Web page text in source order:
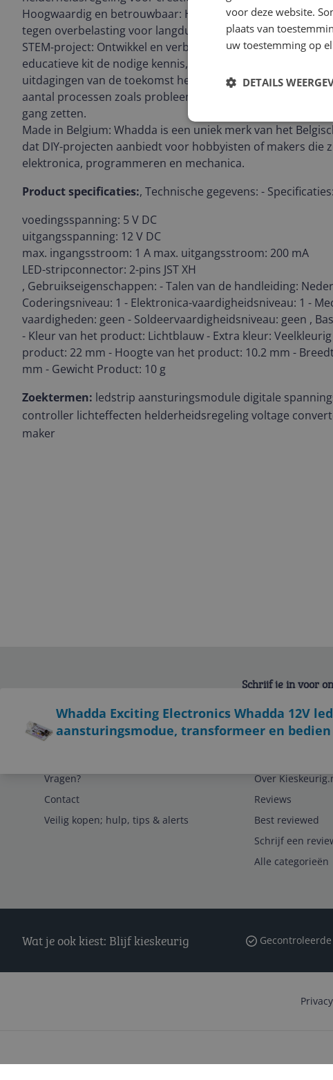
Hoogwaardig en betrouwbaar: Hoogwaardige
tegen overbelasting voor langdurig gebruik zonder zorgen.
STEM-project: Ontwikkel en verbeter je STEM-skills en
educatieve kit de nodige kennis, vaardigheden en ervaring
uitdagingen van de toekomst het hoofd te bieden. Deze
aantal processen zoals probleemoplossend,
gang zetten.
Made in Belgium: Whadda is een uniek merk van het
dat DIY-projecten aanbiedt voor hobbyisten of makers die
elektronica, programmeren en mechanica.
Product specificaties:, Technische gegevens: -
voedingsspanning: 5 V DC
uitgangsspanning: 12 V DC
max. ingangsstroom: 1 A max. uitgangsstroom: 200 mA
LED-stripconnector: 2-pins JST XH
, Gebruikseigenschappen: - Talen van de handleiding:
Coderingsniveau: 1 - Elektronica-vaardigheidsniveau: 1 -
vaardigheden: geen - Soldeervaardigheidsniveau: geen ,
- Kleur van het product: Lichtblauw - Extra kleur:
product: 22 mm - Hoogte van het product: 10.2 mm -
mm - Gewicht Product: 10 g
Zoektermen: ledstrip aansturingsmodule digitale
controller lichteffecten helderheidsregeling voltage
maker
Whadda Exciting Electronics Whadda 12V
aansturingsmodue, transformeer en
Schrijf je in voor
Vragen?
Contact
Veilig kopen; hulp, tips & alerts
Over
Reviews
Best reviewed
Schrijf een
Alle categorieën
Wat je ook kiest: Blijf kieskeurig
voor deze website.
plaats van
uw toestemming op
DETAILS